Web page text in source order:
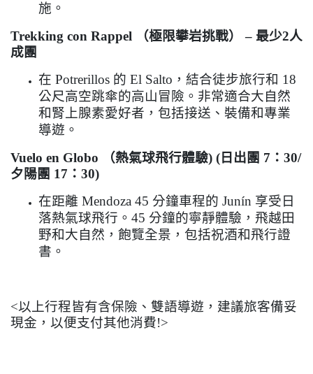
施。
Trekking con Rappel
（極限攀岩挑戰） – 最少2人
成團
在 Potrerillos 的 El Salto ，結合徒步旅行和 18
公尺高空跳傘的高山冒險。非常適合大自然
和腎上腺素愛好者，包括接送、裝備和專業
導遊。
Vuelo en Globo
（熱氣球飛行體驗) ( 日出團 7 ： 30/
夕陽團 17 ： 30)
在距離 Mendoza 45 分鐘車程的 Junín 享受日
落熱氣球飛行。 45 分鐘的寧靜體驗，飛越田
野和大自然，飽覽全景，包括祝酒和飛行證
書。
<以上行程皆有含保險、雙語導遊，建議旅客備妥
現金，以便支付其他消費!>